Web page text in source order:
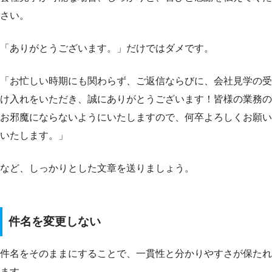
さい。
「ありがとうございます。」だけではダメです。
「お忙しい時期にも関わらず、ご返信ならびに、会社見学の受
け入れをいただき、誠にありがとうございます！皆様の業務の
お邪魔にならないようにいたしますので、何卒よろしくお願い
いたします。」
など、しっかりとした文章を送りましょう。
件名を変更しない
件名をそのままにすることで、一貫性と分かりやすさが保たれ